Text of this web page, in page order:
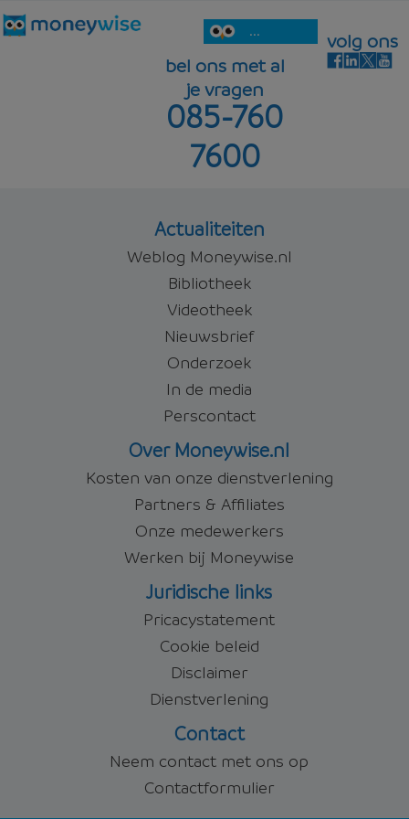
...
bel ons met al
je vragen
085-760
7600
volg ons
Actualiteiten
Weblog Moneywise.nl
Bibliotheek
Videotheek
Nieuwsbrief
Onderzoek
In de media
Perscontact
Over Moneywise.nl
Kosten van onze dienstverlening
Partners & Affiliates
Onze medewerkers
Werken bij Moneywise
Juridische links
Pricacystatement
Cookie beleid
Disclaimer
Dienstverlening
Contact
Neem contact met ons op
Contactformulier